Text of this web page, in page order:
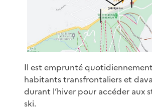
Il est emprunté
habitants transfrontaliers et
durant l’hiver pour accéder aux
ski.